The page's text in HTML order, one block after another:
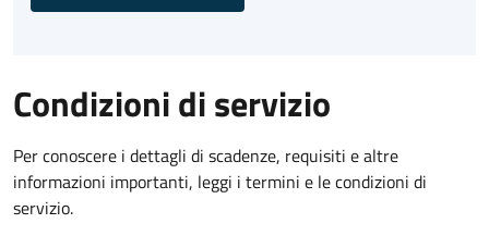
Condizioni di servizio
Per conoscere i dettagli di scadenze, requisiti e altre
informazioni importanti, leggi i termini e le condizioni di
servizio.